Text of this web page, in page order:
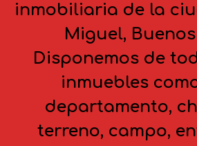
inmobiliaria de la
Miguel,
Disponemos de
inmuebles
departamento,
terreno, campo,